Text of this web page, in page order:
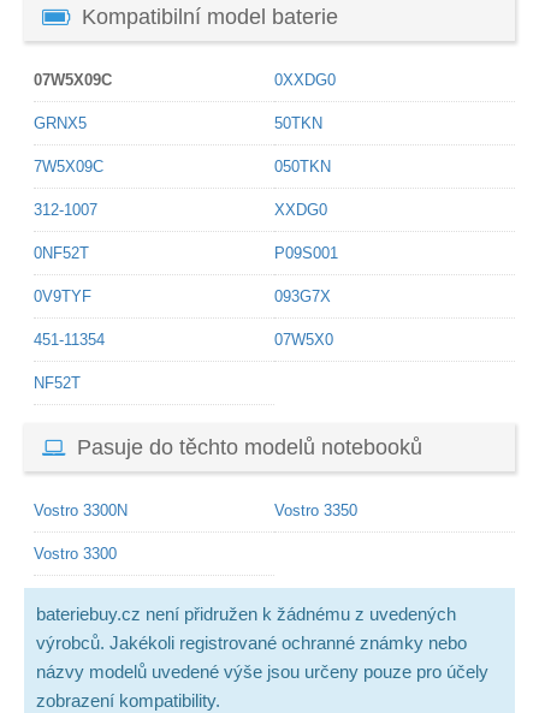
Kompatibilní model baterie
07W5X09C 0XXDG0
GRNX5 50TKN
7W5X09C 050TKN
312-1007 XXDG0
0NF52T P09S001
0V9TYF 093G7X
451-11354 07W5X0
NF52T
Pasuje do těchto modelů notebooků
Vostro 3300N Vostro 3350
Vostro 3300
bateriebuy.cz není přidružen k žádnému z uvedených
výrobců. Jakékoli registrované ochranné známky nebo
názvy modelů uvedené výše jsou určeny pouze pro účely
zobrazení kompatibility.